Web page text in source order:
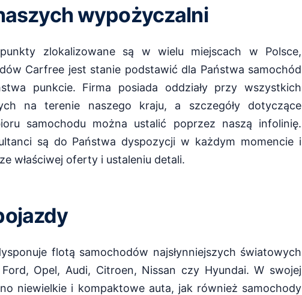
wypożyczalni
zlokalizowane są w wielu miejscach w Polsce,
Carfree jest stanie podstawić dla Państwa samochód
punkcie. Firma posiada oddziały przy wszystkich
na terenie naszego kraju, a szczegóły dotyczące
samochodu można ustalić poprzez naszą infolinię.
są do Państwa dyspozycji w każdym momencie i
właściwej oferty i ustaleniu detali.
flotą samochodów najsłynniejszych światowych
Opel, Audi, Citroen, Nissan czy Hyundai. W swojej
niewielkie i kompaktowe auta, jak również samochody